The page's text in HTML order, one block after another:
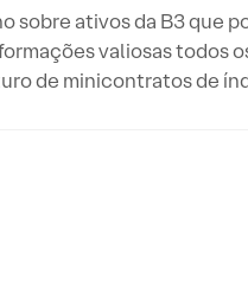
sobre ativos da B3 que
valiosas todos
de minicontratos de